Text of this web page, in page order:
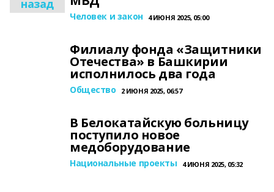
назад
Человек и закон 4 ИЮНЯ 2025, 05:00
Филиалу фонда «Защитники
Отечества» в Башкирии
исполнилось два года
Общество 2 ИЮНЯ 2025, 06:57
В Белокатайскую больницу
поступило новое
медоборудование
Национальные проекты 4 ИЮНЯ 2025, 05:32